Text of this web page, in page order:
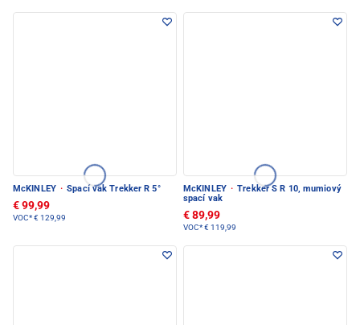
McKINLEY · Spací vak Trekker R 5°
€ 99,99
VOC*€ 129,99
McKINLEY · Trekker S R 10, mumiový
spací vak
€ 89,99
VOC*€ 119,99